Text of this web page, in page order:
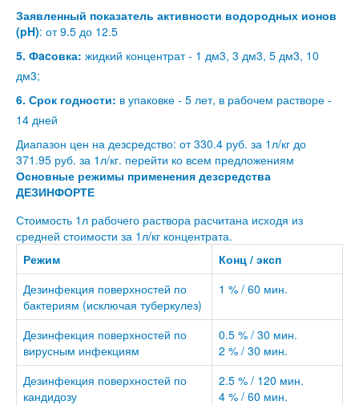
Заявленный показатель активности водородных ионов
(pH): от 9.5 до 12.5
5. Фacовка: жидкий концентрат - 1 дм3, 3 дм3, 5 дм3, 10
дм3;
6. Срок годности: в упаковке - 5 лет, в рабочем растворе -
14 дней
Диапазон цен на дезсредство: от 330.4 руб. за 1л/кг до
371.95 руб. за 1л/кг. перейти ко всем предложениям
Основные режимы применения дезсредства
ДЕЗИНФОРТЕ
Стоимость 1л рабочего раствора расчитана исходя из
средней стоимости за 1л/кг концентрата.
Режим
Конц / эксп
Дезинфекция поверхностей по
бактериям (исключая туберкулез)
1 % / 60 мин.
Дезинфекция поверхностей по
вирусным инфекциям
0.5 % / 30 мин.
2 % / 30 мин.
Дезинфекция поверхностей по
кандидозу
2.5 % / 120 мин.
4 % / 60 мин.